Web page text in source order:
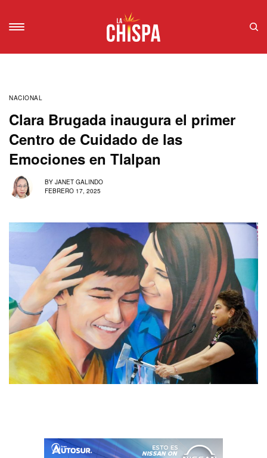
NACIONAL
Clara Brugada inaugura el primer
Centro de Cuidado de las
Emociones en Tlalpan
BY JANET GALINDO
FEBRERO 17, 2025